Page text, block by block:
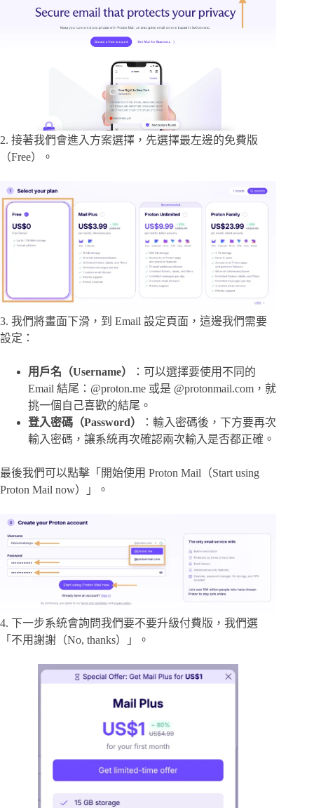
2. 接著我們會進入方案選擇，先選擇最左邊的免費版
（Free）。
3. 我們將畫面下滑，到 Email 設定頁面，這邊我們需要
設定：
用戶名（Username）
：可以選擇要使用不同的
Email 結尾：@proton.me 或是 @protonmail.com，就
挑一個自己喜歡的結尾。
登入密碼（Password）
：輸入密碼後，下方要再次
輸入密碼，讓系統再次確認兩次輸入是否都正確。
最後我們可以點擊「開始使用 Proton Mail（Start using
Proton Mail now）」。
4. 下一步系統會詢問我們要不要升級付費版，我們選
「不用謝謝（No, thanks）」。